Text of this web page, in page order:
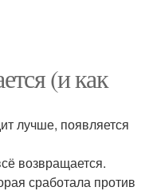
(и как
лучше, появляется
возвращается.
сработала против